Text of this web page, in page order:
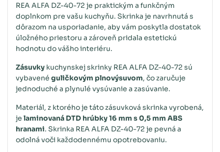
REA ALFA DZ-40-72 je praktickým a funkčným
doplnkom pre vašu kuchyňu. Skrinka je navrhnutá s
dôrazom na usporiadanie, aby vám poskytla dostatok
úložného priestoru a zároveň pridala estetickú
hodnotu do vášho interiéru.
Zásuvky kuchynskej skrinky REA ALFA DZ-40-72 sú
vybavené guličkovým plnovýsuvom, čo zaručuje
jednoduché a plynulé vysúvanie a zasúvanie.
Materiál, z ktorého je táto zásuvková skrinka vyrobená,
je laminovaná DTD hrúbky 16 mm s 0,5 mm ABS
hranami. Skrinka REA ALFA DZ-40-72 je pevná a
odolná voči každodennému opotrebovaniu.